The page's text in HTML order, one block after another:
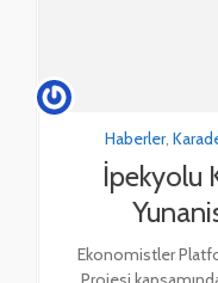
Haberler,
İpekyolu Koridoru Toplantısı
Ekonomistler